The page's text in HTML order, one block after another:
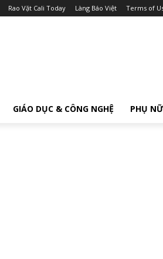
Rao Vặt Cali Today Làng Báo Việt Terms of
GIÁO DỤC & CÔNG NGHỆ PHỤ NỮ